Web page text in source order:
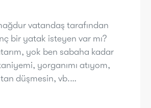
vatandaş tarafından
bir yatak isteyen var mı?
yok ben sabaha kadar
yorganımı atıyom,
düşmesin, vb.…